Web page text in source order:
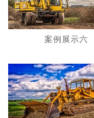
案例展示六